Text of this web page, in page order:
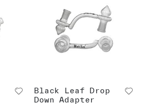
Black Leaf Drop
Down Adapter